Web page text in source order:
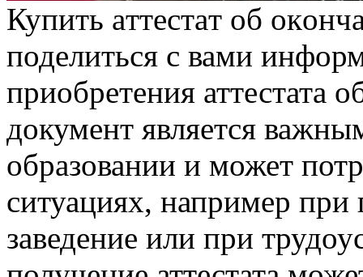
Купить aттeстaт oб
поделиться с вами
приобретения аттестата
документ является
образовании и может
ситуациях, например при
заведение или при